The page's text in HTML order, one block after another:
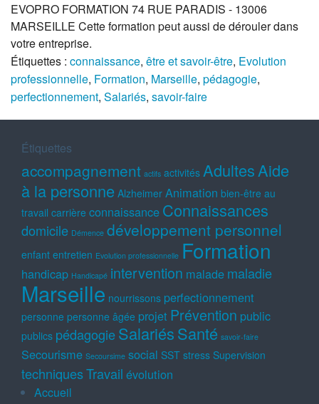
EVOPRO FORMATION 74 RUE PARADIS - 13006
MARSEILLE Cette formation peut aussi de dérouler dans
votre entreprise.
Étiquettes : connaissance, être et savoir-être, Evolution
professionnelle, Formation, Marseille, pédagogie,
perfectionnement, Salariés, savoir-faire
Étiquettes
accompagnement actifs activités AdultesAide
à la personne Alzheimer Animation bien-être au
travail carrière connaissance Connaissances
domicile Démence développement personnel
enfant entretien Evolution professionnelle Formation
handicap Handicapé intervention malade maladie
Marseille nourrissons perfectionnement
personne personne âgée projet Prévention public
publics pédagogieSalariésSanté savoir-faire
Secourisme Secoursime social SST stress Supervision
techniquesTravail évolution
Accueil